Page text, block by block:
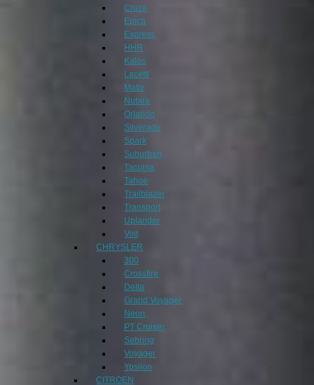
Cruze
Epica
Express
HHR
Kalos
Lacetti
Matiz
Nubira
Orlando
Silverado
Spark
Suburban
Tacuma
Tahoe
Trailblazer
Transport
Uplander
Volt
CHRYSLER
300
Crossfire
Delta
Grand Voyager
Neon
PT Cruiser
Sebring
Voyager
Ypsilon
CITROEN